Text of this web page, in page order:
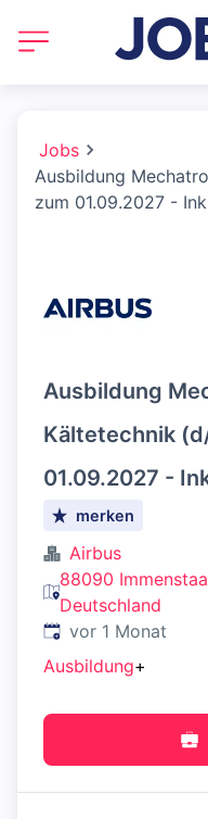
Jobs
Ausbildung
zum 01.09.2027 -
Ausbildung
Kältetechnik
01.09.2027 -
merken
Airbus
88090
Deutschland
Veröffentlicht:
vor 1 Monat
Ausbildung+